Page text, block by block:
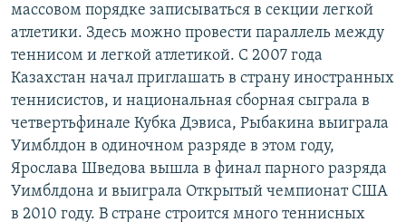
массовом порядке записываться в секции легкой
атлетики. Здесь можно провести параллель между
теннисом и легкой атлетикой. С 2007 года
Казахстан начал приглашать в страну иностранных
теннисистов, и национальная сборная сыграла в
четвертьфинале Кубка Дэвиса, Рыбакина выиграла
Уимблдон в одиночном разряде в этом году,
Ярослава Шведова вышла в финал парного разряда
Уимблдона и выиграла Открытый чемпионат США
в 2010 году. В стране строится много теннисных